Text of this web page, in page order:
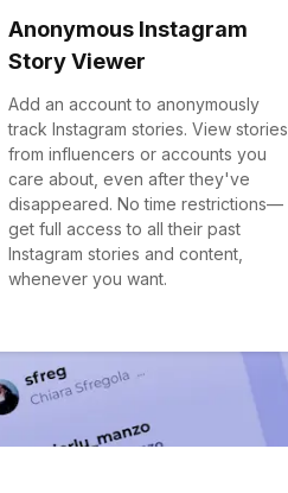
Anonymous Instagram
Story Viewer
Add an account to anonymously
track Instagram stories. View stories
from influencers or accounts you
care about, even after they've
disappeared. No time restrictions—
get full access to all their past
Instagram stories and content,
whenever you want.